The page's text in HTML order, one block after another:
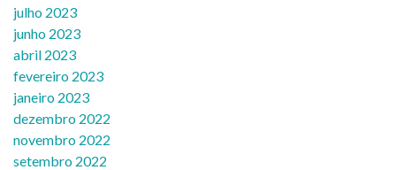
julho 2023
junho 2023
abril 2023
fevereiro 2023
janeiro 2023
dezembro 2022
novembro 2022
setembro 2022